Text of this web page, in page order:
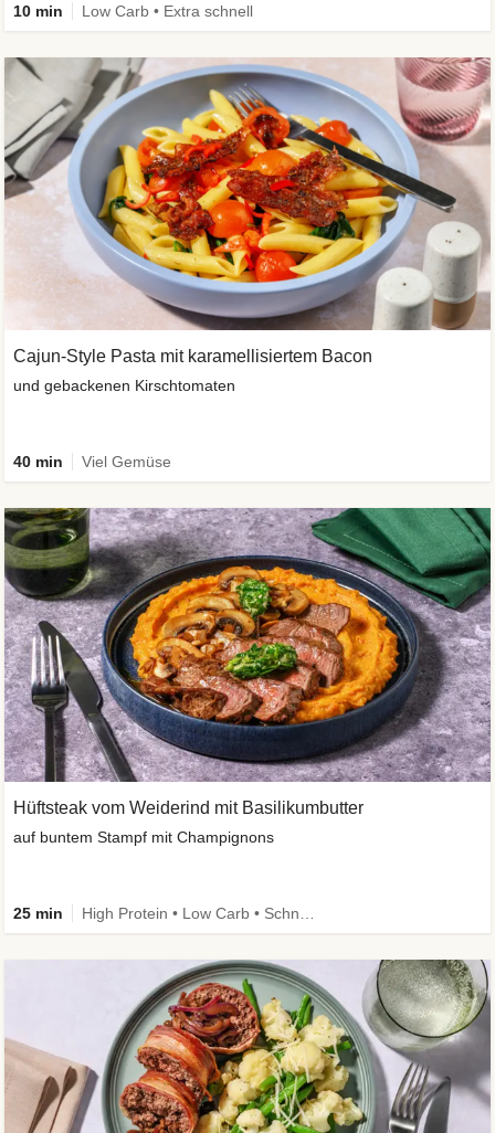
Cajun-Style Pasta mit karamellisiertem Bacon
und gebackenen Kirschtomaten
40 min Viel Gemüse
10 min Low Carb • Extra schnell
Hüftsteak vom Weiderind mit Basilikumbutter
auf buntem Stampf mit Champignons
25 min